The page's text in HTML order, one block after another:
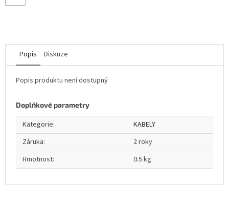
Popis Diskuze
Popis produktu není dostupný
Doplňkové parametry
Kategorie:
KABELY
Záruka:
2 roky
Hmotnost: 0.5 kg